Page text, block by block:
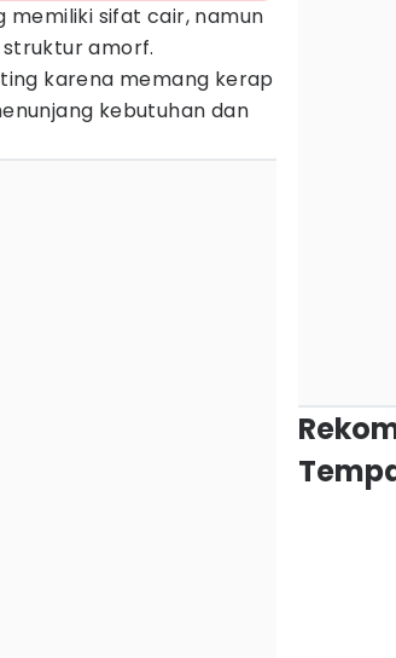
sifat cair, namun
amorf.
karena memang kerap
kebutuhan dan